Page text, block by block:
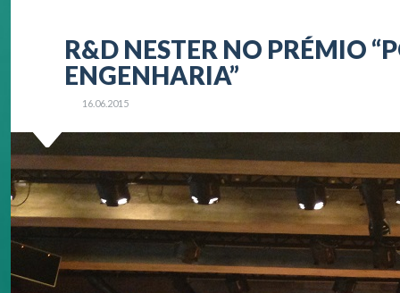
R&D NESTER NO PRÉMIO
ENGENHARIA”
16.06.2015